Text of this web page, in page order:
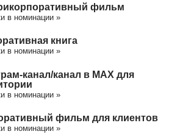
фильм
в номинации »
книга
в номинации »
канал/канал в МАХ для
в номинации »
фильм для клиентов
в номинации »